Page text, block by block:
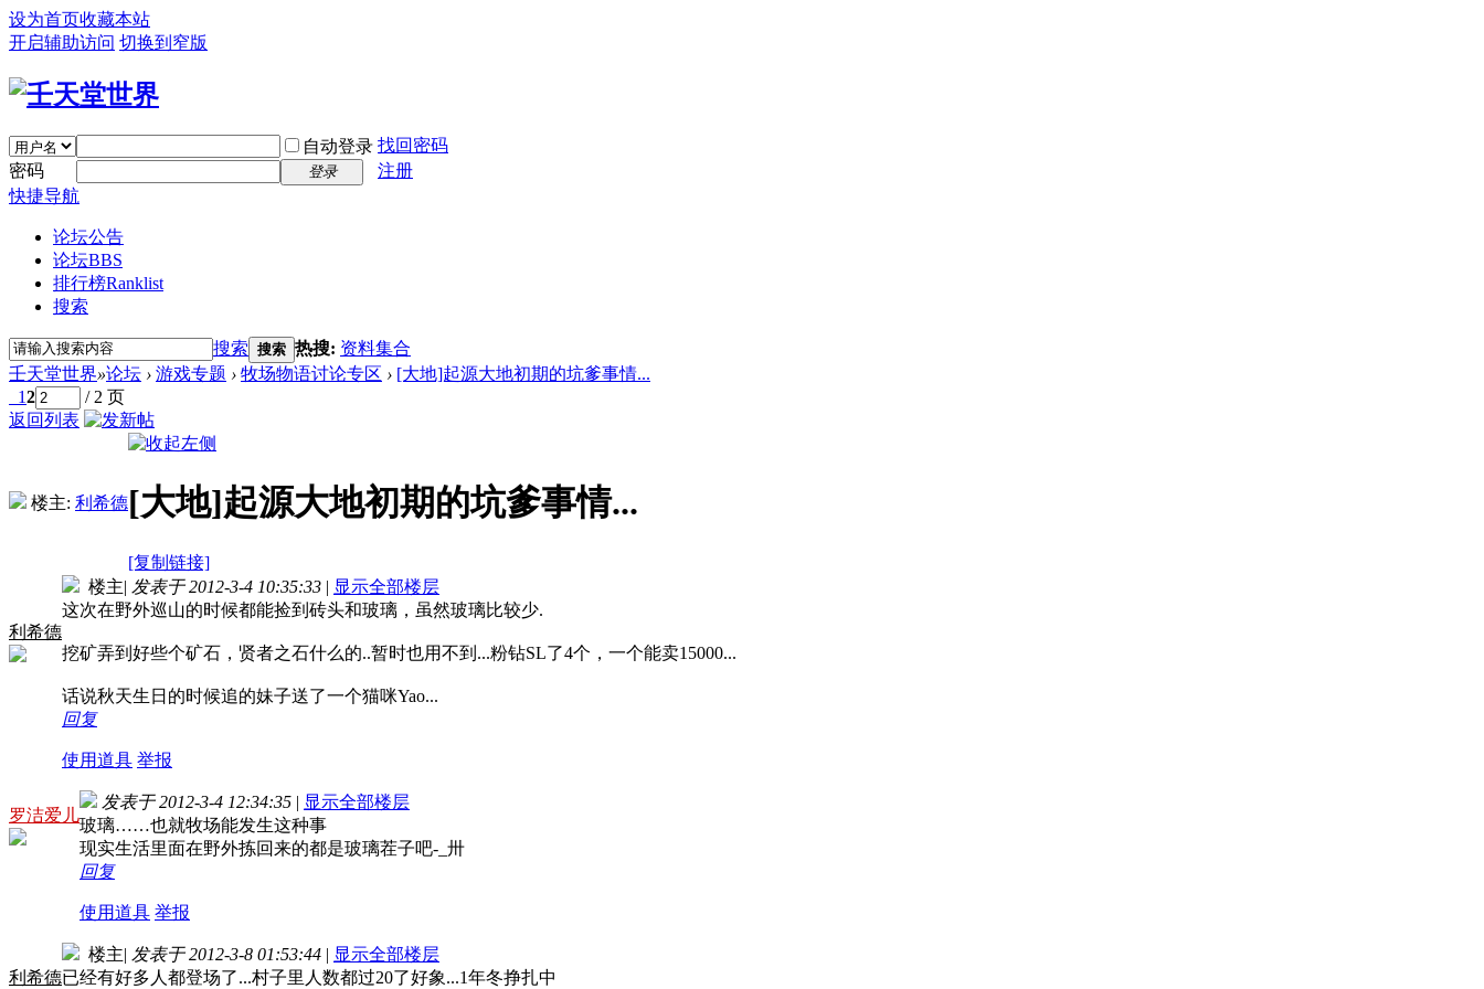
设为首页收藏本站
开启辅助访问 切换到窄版
自动登录 找回密码
密码
登录
注册
快捷导航
论坛公告
论坛BBS
排行榜Ranklist
搜索
搜索 搜索 热搜: 资料集合
壬天堂世界»论坛 › 游戏专题 › 牧场物语讨论专区 › [大地]起源大地初期的坑爹事情...
12
/ 2 页
返回列表
楼主: 利希德[大地]起源大地初期的坑爹事情...
[复制链接]
利希德
楼主| 发表于 2012-3-4 10:35:33 | 显示全部楼层
这次在野外巡山的时候都能捡到砖头和玻璃，虽然玻璃比较少.
挖矿弄到好些个矿石，贤者之石什么的..暂时也用不到...粉钻SL了4个，一个能卖15000...
话说秋天生日的时候追的妹子送了一个猫咪Yao...
回复
使用道具 举报
罗洁爱儿
发表于 2012-3-4 12:34:35 | 显示全部楼层
玻璃……也就牧场能发生这种事
现实生活里面在野外拣回来的都是玻璃茬子吧-_卅
回复
使用道具 举报
利希德
楼主| 发表于 2012-3-8 01:53:44 | 显示全部楼层
已经有好多人都登场了...村子里人数都过20了好象...1年冬挣扎中